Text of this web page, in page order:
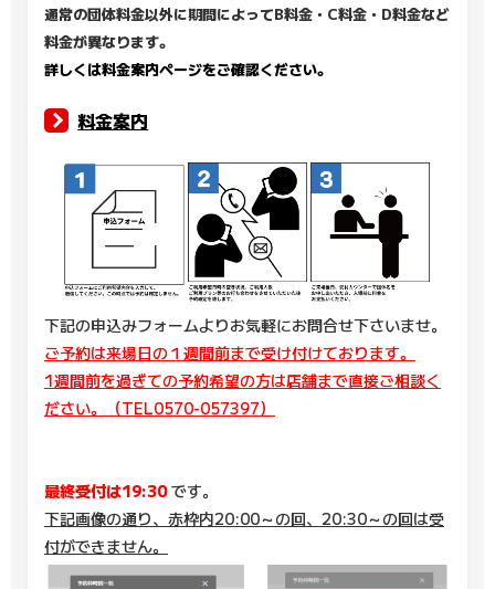
通常の団体料金以外に期間によってB料金・C料金・D料金など
料金が異なります。
詳しくは料金案内ページをご確認ください。
料金案内
下記の申込みフォームよりお気軽にお問合せ下さいませ。
ご予約は来場日の１週間前まで受け付けております。
1週間前を過ぎての予約希望の方は店舗まで直接ご相談く
ださい。（TEL0570-057397）
最終受付は19:30 です。
下記画像の通り、赤枠内20:00～の回、20:30～の回は受
付ができません。